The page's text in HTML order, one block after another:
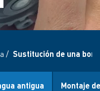
/ Sustitución de una
antigua Montaje